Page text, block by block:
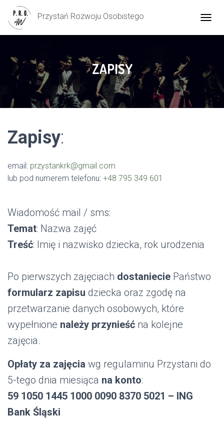
Przystań Rozwoju Osobistego
R
Ą
C
Z
N
ZAPISY
Zapisy:
email: przystankrk@gmail.com
lub pod numerem telefonu: +48 795 349 601
Wiadomość mail / sms:
Temat: Nazwa zajęć
Treść: Imię i nazwisko dziecka, rok urodzenia
Po pierwszych zajęciach dostaniecie Państwo
formularz zapisu dziecka oraz zgodę na
przetwarzanie danych osobowych, które
wypełnione należy przynieść na kolejne
zajęcia.
Opłaty za zajęcia wg regulaminu Przystani do
5-tego dnia miesiąca na konto:
59 1050 1445 1000 0090 8370 5021 – ING
Bank Śląski